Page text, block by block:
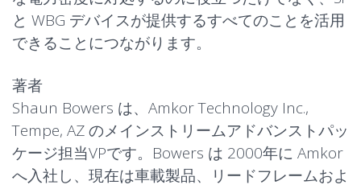
と WBG デバイスが提供するすべてのことを活用
できることにつながります。
著者
Shaun Bowers は、Amkor Technology Inc.,
Tempe, AZ のメインストリームアドバンストパッ
ケージ担当VPです。Bowers は 2000年に Amkor
へ入社し、現在は車載製品、リードフレームおよ